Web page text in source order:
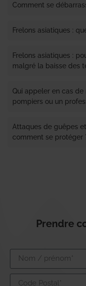
Comment se
Frelons asiatiques :
Frelons asiatiques :
malgré la baisse des
Qui appeler en cas
pompiers ou un
Attaques de guêpes
comment se protéger
Prendre